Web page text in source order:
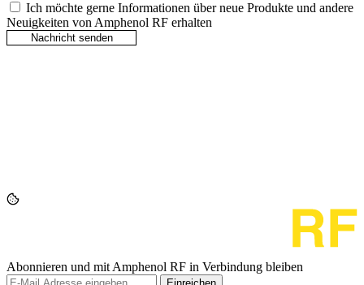
Ich möchte gerne Informationen über neue Produkte und andere
Neuigkeiten von Amphenol RF erhalten
Abonnieren und mit Amphenol RF in Verbindung bleiben